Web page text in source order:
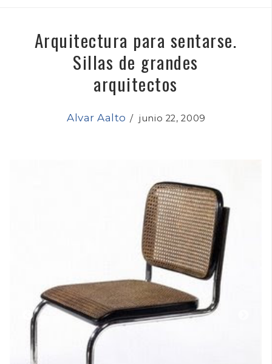
Arquitectura para sentarse.
Sillas de grandes
arquitectos
Alvar Aalto /junio 22, 2009